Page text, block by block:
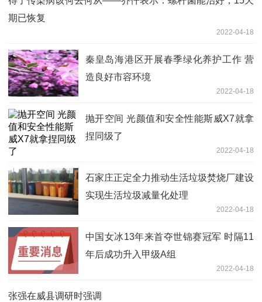
期已恢复
2022-04-18
秦皇岛海港区开展春季绿化养护工作 营
造良好市容环境
2022-04-18
抛开空间 光颜值和安全性能斯威X7就拿
捏同级了
2022-04-18
石家庄正定全力推动生活垃圾焚烧厂建设
实现生活垃圾减量化处理
2022-04-18
中国女冰13年来首夺世锦赛冠军 时隔11
年后成功升入甲级A组
2022-04-18
张强在威县调研时强调